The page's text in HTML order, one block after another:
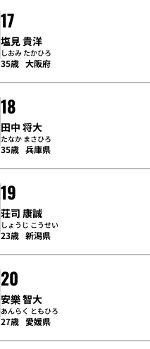
17
塩見 貴洋
しおみ たかひろ
35歳 大阪府
18
田中 将大
たなか まさひろ
35歳 兵庫県
19
荘司 康誠
しょうじ こうせい
23歳 新潟県
20
安樂 智大
あんらく ともひろ
27歳 愛媛県